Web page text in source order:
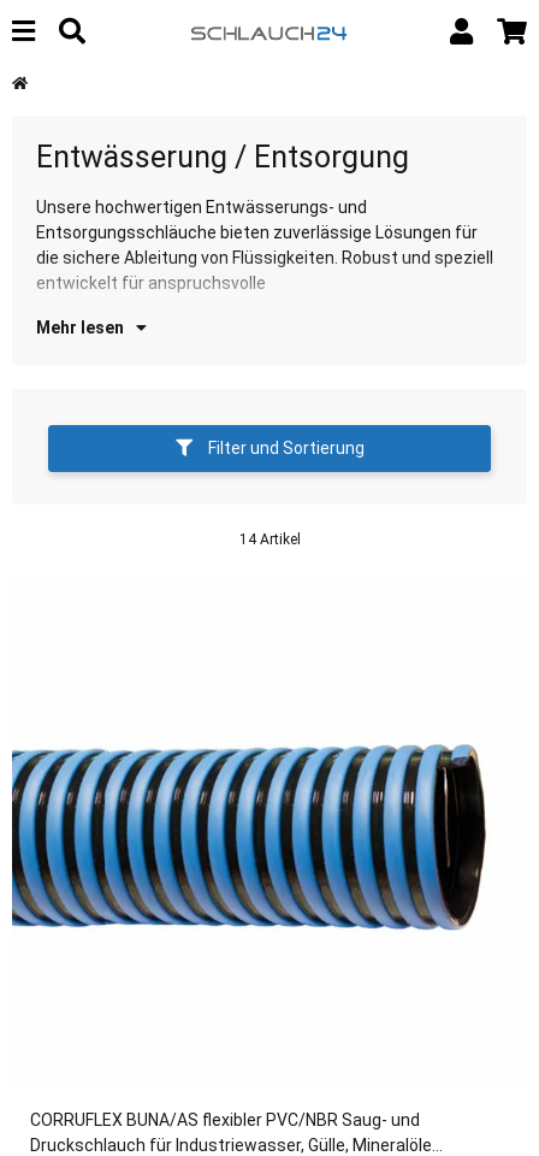
Entwässerung / Entsorgung
Unsere hochwertigen Entwässerungs- und
Entsorgungsschläuche bieten zuverlässige Lösungen für
die sichere Ableitung von Flüssigkeiten. Robust und speziell
entwickelt für anspruchsvolle
Entwässerungsanwendungen. Entdecken Sie unsere
Mehr lesen
Filter und Sortierung
14 Artikel
CORRUFLEX BUNA/AS flexibler PVC/NBR Saug- und
Druckschlauch für Industriewasser, Gülle, Mineralöle